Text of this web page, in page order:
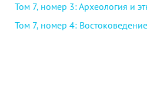
Том 7, номер 3: Археология и
Том 7, номер 4: Востоковедение